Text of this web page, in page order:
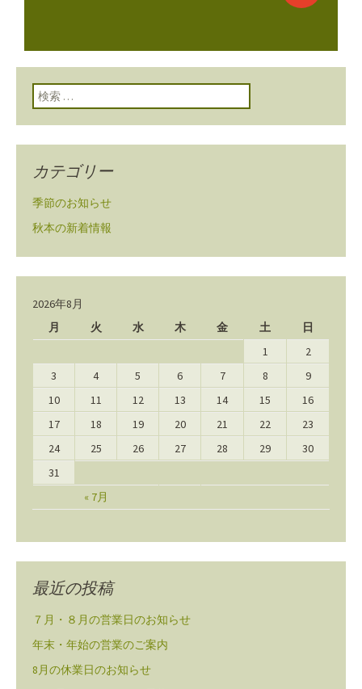
検索:
カテゴリー
季節のお知らせ
秋本の新着情報
2026年8月
月
火 水 木 金 土 日
« 7月
1
2
3
4 5 6 7 8
9
10
11 12 13 14 15
16
17
18 19 20 21 22
23
24
25 26 27 28 29
30
31
最近の投稿
７月・８月の営業日のお知らせ
年末・年始の営業のご案内
8月の休業日のお知らせ